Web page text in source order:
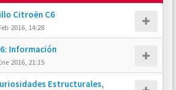
Citroën C6
2016, 14:28
Información
2016, 21:15
Estructurales,